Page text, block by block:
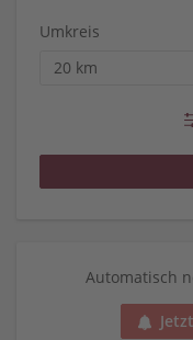
Umkreis
Automatisch